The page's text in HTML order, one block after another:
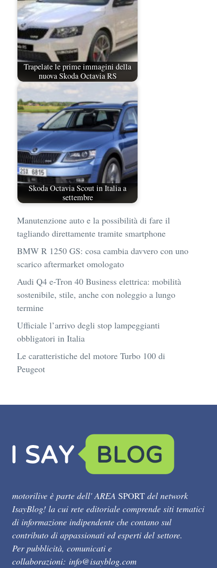
Trapelate le prime immagini della
nuova Skoda Octavia RS
Skoda Octavia Scout in Italia a
settembre
Manutenzione auto e la possibilità di fare il
tagliando direttamente tramite smartphone
BMW R 1250 GS: cosa cambia davvero con uno
scarico aftermarket omologato
Audi Q4 e-Tron 40 Business elettrica: mobilità
sostenibile, stile, anche con noleggio a lungo
termine
Ufficiale l’arrivo degli stop lampeggianti
obbligatori in Italia
Le caratteristiche del motore Turbo 100 di
Peugeot
motorilive è parte dell' AREA SPORT del network
IsayBlog! la cui rete editoriale comprende siti tematici
di informazione indipendente che contano sul
contributo di appassionati ed esperti del settore.
Per pubblicità, comunicati e
collaborazioni: info@isayblog.com